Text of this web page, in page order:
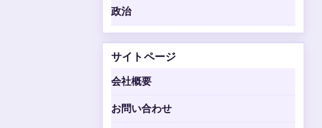
政治
サイトページ
会社概要
お問い合わせ